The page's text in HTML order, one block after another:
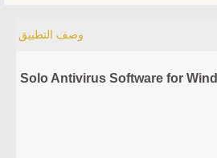
وصف التطبيق
Solo Antivirus Software for